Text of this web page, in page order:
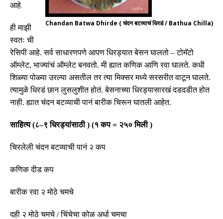
Chandan Batwa Dhirde ( चंदन बटव्याचं धिरडं / Bathua Chilla)
आहे
ही माझी
स्वतः ची
रेसिपी आहे.सर्व साधारणपणे आपण धिरड्यात बेसन घालतो –टोमॅटो
ऑम्लेट, भाज्यांचं ऑम्लेट बनवतो.मी ह्यात कणिक आणि रवा घालते.कधी
शिळ्या पोळ्या उरल्या असतील तर त्या मिक्सर मध्ये सरसरीत वाटून घालते.
त्यामुळे धिरडं छान लुसलुशीत होतं.बेसनाच्या धिरड्यासारखं दडदडीत होत
नाही.ह्यात चंदन बटव्याची पानं बारीक चिरून घातली आहेत.
साहित्य (८–९ धिरड्यांसाठी) (१ कप= २५० मिली)
चिरलेलीचंदन बटव्याची पानं २ कप
कणिक दीड कप
बारीक रवा २ मोठे चमचे
दही २ मोठे चमचे /चिंचेचा कोळ अर्धा चमचा